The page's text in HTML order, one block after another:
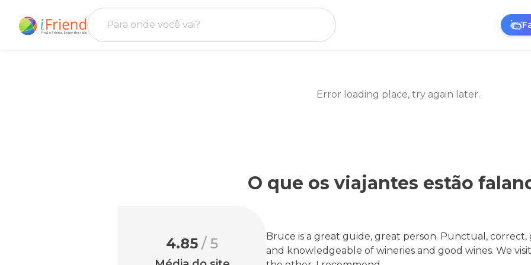
Error loading place, try again later.
O que os viajantes estão
4.85 / 5
Bruce is a great guide, great person. Punctual, correct,
and knowledgeable of wineries and good wines. We